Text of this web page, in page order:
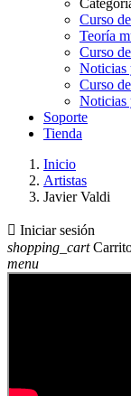
Curso
Teoría
Curso
Noticias
Curso
Noticias
Soporte
Tienda
Inicio
Artistas
Javier Valdi
 Iniciar sesión
shopping_cart
menu